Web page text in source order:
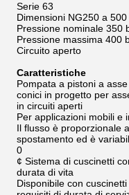
Serie 63
Dimensioni NG250 a 500
Pressione nominale 350
Pressione massima 400
Circuito aperto
Caratteristiche
Pompata a pistoni a
conici in progetto per
in circuiti aperti
Per applicazioni mobili e
Il flusso è proporzionale
spostamento ed è
0
¢ Sistema di cuscinetti
durata di vita
Disponibile con